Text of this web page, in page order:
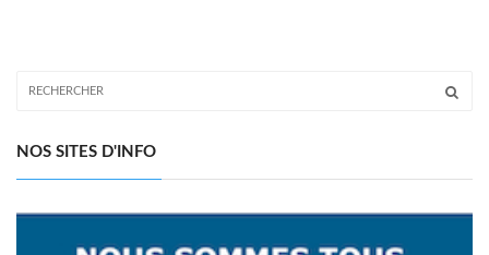
NOS SITES D'INFO